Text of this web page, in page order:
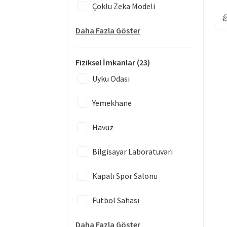
Çoklu Zeka Modeli
Daha Fazla Göster
Fiziksel İmkanlar (23)
Uyku Odası
Yemekhane
Havuz
Bilgisayar Laboratuvarı
Kapalı Spor Salonu
Futbol Sahası
Daha Fazla Göster